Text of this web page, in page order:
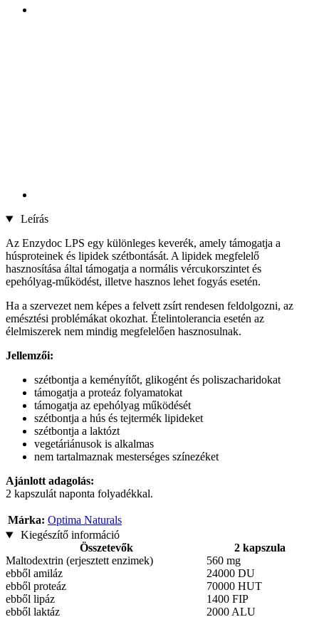
Leírás
Az Enzydoc LPS egy különleges keverék, amely támogatja a
húsproteinek és lipidek szétbontását. A lipidek megfelelő
hasznosítása által támogatja a normális vércukorszintet és
epehólyag-működést, illetve hasznos lehet fogyás esetén.
Ha a szervezet nem képes a felvett zsírt rendesen feldolgozni, az
emésztési problémákat okozhat. Ételintolerancia esetén az
élelmiszerek nem mindig megfelelően hasznosulnak.
Jellemzői:
szétbontja a keményítőt, glikogént és poliszacharidokat
támogatja a proteáz folyamatokat
támogatja az epehólyag működését
szétbontja a hús és tejtermék lipideket
szétbontja a laktózt
vegetáriánusok is alkalmas
nem tartalmaznak mesterséges színezéket
Ajánlott adagolás:
2 kapszulát naponta folyadékkal.
Márka: Optima Naturals
Kiegészítő információ
Összetevők
2 kapszula
Maltodextrin (erjesztett enzimek)
560 mg
ebből amiláz
24000 DU
ebből proteáz
70000 HUT
ebből lipáz
1400 FIP
ebből laktáz
2000 ALU